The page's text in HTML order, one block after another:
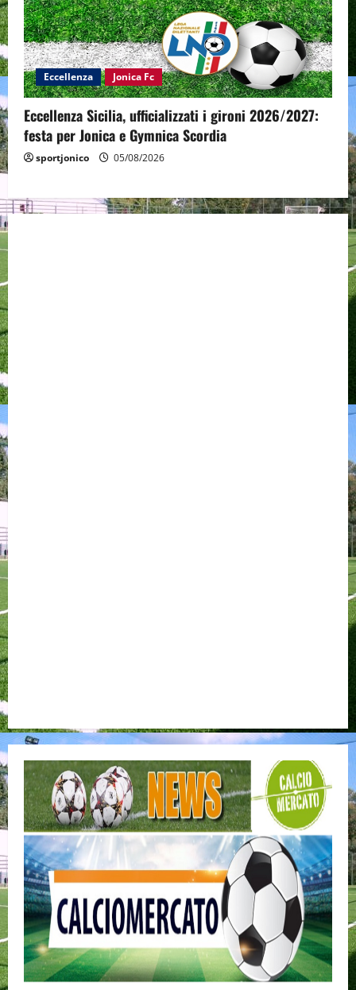
Eccellenza Jonica Fc
Eccellenza Sicilia, ufficializzati i gironi 2026/2027:
festa per Jonica e Gymnica Scordia
sportjonico 05/08/2026